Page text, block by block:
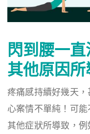
閃到腰一
其他原因
疼痛感持續好幾天
心案情不單純！可
其他症狀所導致，